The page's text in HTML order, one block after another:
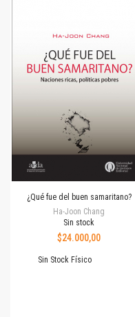
¿Qué fue del buen samaritano?
Ha-Joon Chang
Sin stock
$24.000,00
Sin Stock Físico